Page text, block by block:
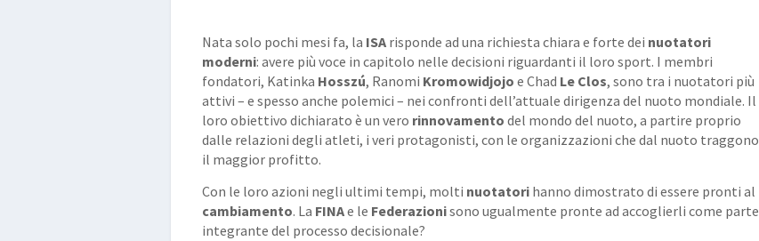
Nata solo pochi mesi fa, la ISA risponde ad una richiesta chiara e forte dei nuotatori
moderni: avere più voce in capitolo nelle decisioni riguardanti il loro sport. I membri
fondatori, Katinka Hosszú, Ranomi Kromowidjojo e Chad Le Clos, sono tra i nuotatori più
attivi – e spesso anche polemici – nei confronti dell’attuale dirigenza del nuoto mondiale. Il
loro obiettivo dichiarato è un vero rinnovamento del mondo del nuoto, a partire proprio
dalle relazioni degli atleti, i veri protagonisti, con le organizzazioni che dal nuoto traggono
il maggior profitto.
Con le loro azioni negli ultimi tempi, molti nuotatori hanno dimostrato di essere pronti al
cambiamento. La FINAe le Federazionisono ugualmente pronte ad accoglierli come parte
integrante del processo decisionale?